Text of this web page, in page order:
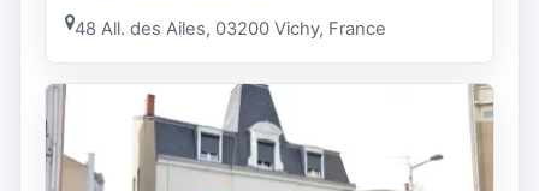
48 All. des Ailes, 03200 Vichy, France